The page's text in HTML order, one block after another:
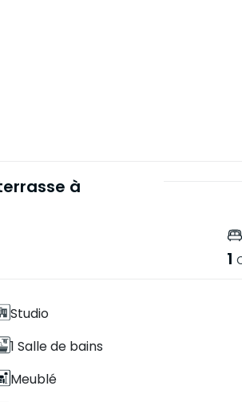
à
1
Studio
1 Salle de bains
Meublé